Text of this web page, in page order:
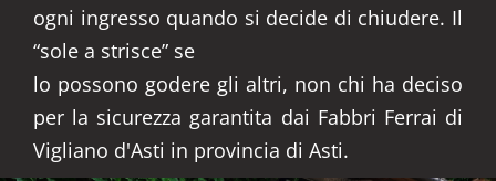
ogni ingresso quando si decide di chiudere. Il
“sole a strisce” se
lo possono godere gli altri, non chi ha deciso
per la sicurezza garantita dai Fabbri Ferrai di
Vigliano d'Asti in provincia di Asti.